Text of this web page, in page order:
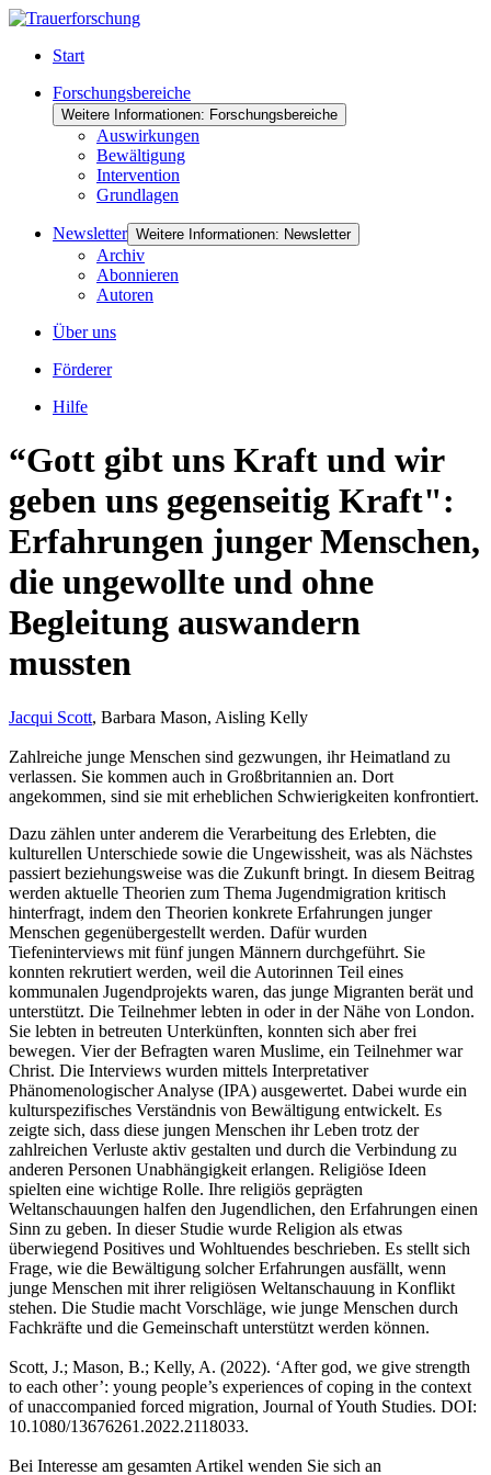
Start
Forschungsbereiche
Weitere Informationen: Forschungsbereiche
Auswirkungen
Bewältigung
Intervention
Grundlagen
Newsletter Weitere Informationen: Newsletter
Archiv
Abonnieren
Autoren
Über uns
Förderer
Hilfe
“Gott gibt uns Kraft und wir
geben uns gegenseitig Kraft":
Erfahrungen junger Menschen,
die ungewollte und ohne
Begleitung auswandern
mussten
Jacqui Scott, Barbara Mason, Aisling Kelly
Zahlreiche junge Menschen sind gezwungen, ihr Heimatland zu
verlassen. Sie kommen auch in Großbritannien an. Dort
angekommen, sind sie mit erheblichen Schwierigkeiten konfrontiert.
Dazu zählen unter anderem die Verarbeitung des Erlebten, die
kulturellen Unterschiede sowie die Ungewissheit, was als Nächstes
passiert beziehungsweise was die Zukunft bringt. In diesem Beitrag
werden aktuelle Theorien zum Thema Jugendmigration kritisch
hinterfragt, indem den Theorien konkrete Erfahrungen junger
Menschen gegenübergestellt werden. Dafür wurden
Tiefeninterviews mit fünf jungen Männern durchgeführt. Sie
konnten rekrutiert werden, weil die Autorinnen Teil eines
kommunalen Jugendprojekts waren, das junge Migranten berät und
unterstützt. Die Teilnehmer lebten in oder in der Nähe von London.
Sie lebten in betreuten Unterkünften, konnten sich aber frei
bewegen. Vier der Befragten waren Muslime, ein Teilnehmer war
Christ. Die Interviews wurden mittels Interpretativer
Phänomenologischer Analyse (IPA) ausgewertet. Dabei wurde ein
kulturspezifisches Verständnis von Bewältigung entwickelt. Es
zeigte sich, dass diese jungen Menschen ihr Leben trotz der
zahlreichen Verluste aktiv gestalten und durch die Verbindung zu
anderen Personen Unabhängigkeit erlangen. Religiöse Ideen
spielten eine wichtige Rolle. Ihre religiös geprägten
Weltanschauungen halfen den Jugendlichen, den Erfahrungen einen
Sinn zu geben. In dieser Studie wurde Religion als etwas
überwiegend Positives und Wohltuendes beschrieben. Es stellt sich
Frage, wie die Bewältigung solcher Erfahrungen ausfällt, wenn
junge Menschen mit ihrer religiösen Weltanschauung in Konflikt
stehen. Die Studie macht Vorschläge, wie junge Menschen durch
Fachkräfte und die Gemeinschaft unterstützt werden können.
Scott, J.; Mason, B.; Kelly, A. (2022). ‘After god, we give strength
to each other’: young people’s experiences of coping in the context
of unaccompanied forced migration, Journal of Youth Studies. DOI:
10.1080/13676261.2022.2118033.
Bei Interesse am gesamten Artikel wenden Sie sich an